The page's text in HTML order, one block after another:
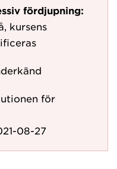
fördjupning:
kursens
för
08-27